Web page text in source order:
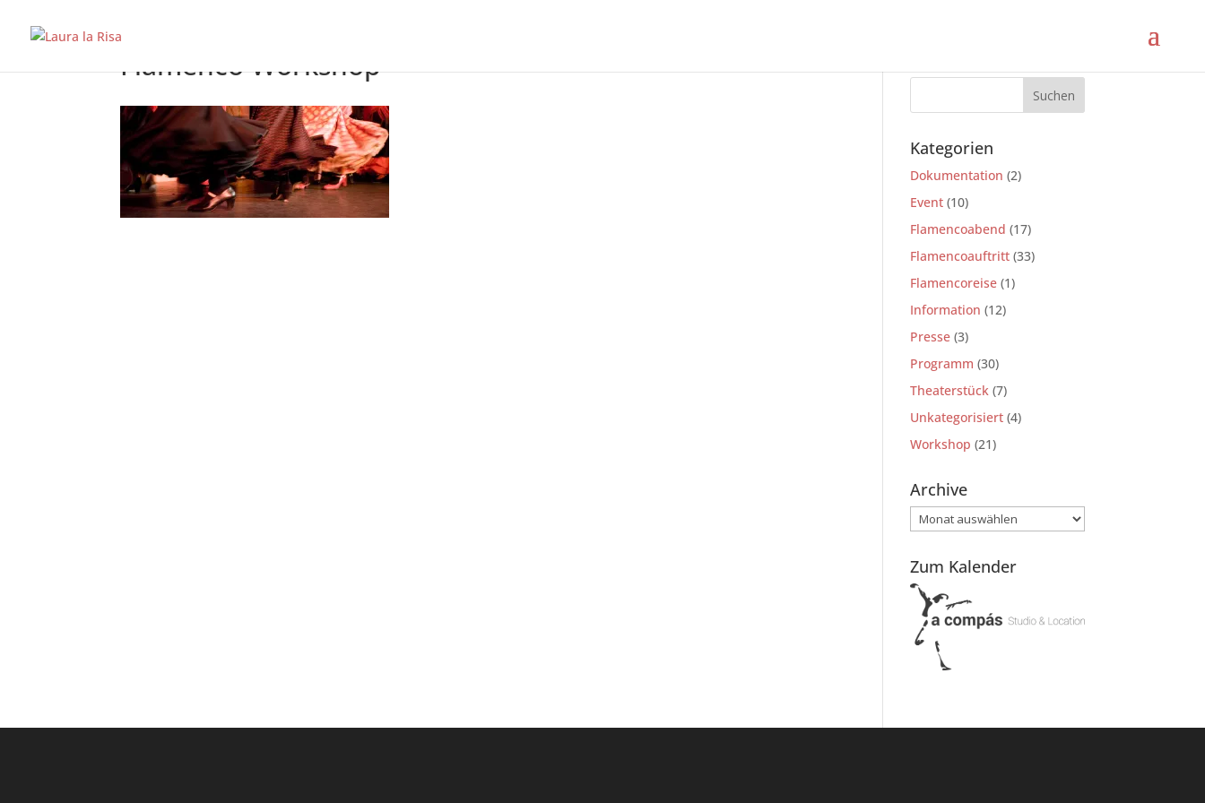
Flamenco Workshop
Kategorien
Dokumentation (2)
Event (10)
Flamencoabend (17)
Flamencoauftritt (33)
Flamencoreise (1)
Information (12)
Presse (3)
Programm (30)
Theaterstück (7)
Unkategorisiert (4)
Workshop (21)
Archive
Archive
Zum Kalender